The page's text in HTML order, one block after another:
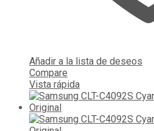
Añadir a la lista de deseos
Compare
Vista rápida